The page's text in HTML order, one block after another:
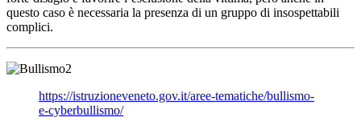
questo caso è necessaria la presenza di un gruppo di insospettabili
complici.
https://istruzioneveneto.gov.it/aree-tematiche/bullismo-
e-cyberbullismo/